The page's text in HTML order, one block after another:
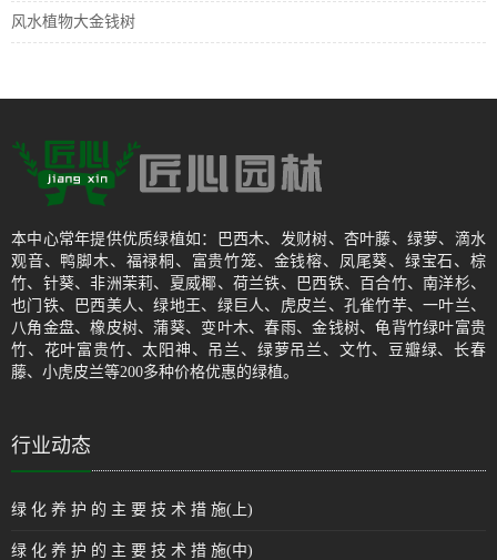
风水植物大金钱树
本中心常年提供优质绿植如：巴西木、发财树、杏叶藤、绿萝、滴水
观音、鸭脚木、福禄桐、富贵竹笼、金钱榕、凤尾葵、绿宝石、棕
竹、针葵、非洲茉莉、夏威椰、荷兰铁、巴西铁、百合竹、南洋杉、
也门铁、巴西美人、绿地王、绿巨人、虎皮兰、孔雀竹芋、一叶兰、
八角金盘、橡皮树、蒲葵、变叶木、春雨、金钱树、龟背竹绿叶富贵
竹、花叶富贵竹、太阳神、吊兰、绿萝吊兰、文竹、豆瓣绿、长春
藤、小虎皮兰等200多种价格优惠的绿植。
行业动态
绿 化 养 护 的 主 要 技 术 措 施(上)
绿 化 养 护 的 主 要 技 术 措 施(中)